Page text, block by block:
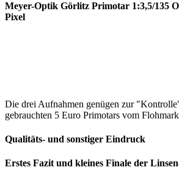
Meyer-Optik Görlitz Primotar 1:3,5/135
Pixel
Die drei Aufnahmen genügen zur
gebrauchten 5 Euro Primotars vom
Qualitäts- und sonstiger Eindruck
Erstes Fazit und kleines Finale der